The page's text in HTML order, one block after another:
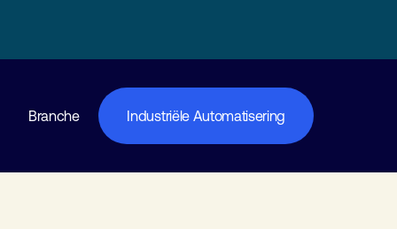
Branche Industriële Automatisering